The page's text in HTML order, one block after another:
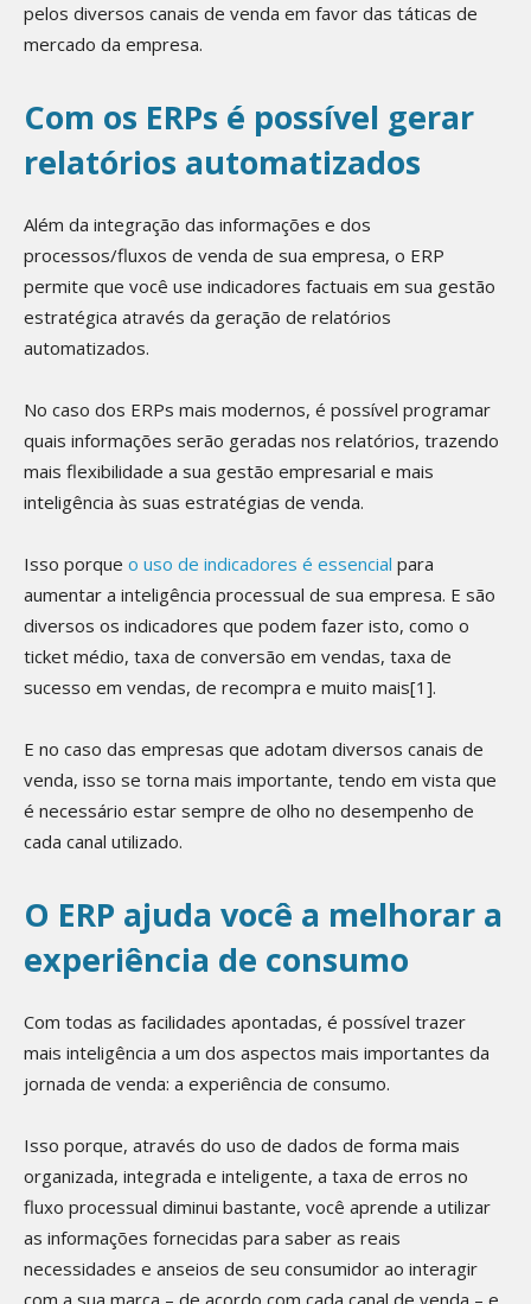
pelos diversos canais de venda em favor das táticas de
mercado da empresa.
Com os ERPs é possível gerar
relatórios automatizados
Além da integração das informações e dos
processos/fluxos de venda de sua empresa, o ERP
permite que você use indicadores factuais em sua gestão
estratégica através da geração de relatórios
automatizados.
No caso dos ERPs mais modernos, é possível programar
quais informações serão geradas nos relatórios, trazendo
mais flexibilidade a sua gestão empresarial e mais
inteligência às suas estratégias de venda.
Isso porque o uso de indicadores é essencial para
aumentar a inteligência processual de sua empresa. E são
diversos os indicadores que podem fazer isto, como o
ticket médio, taxa de conversão em vendas, taxa de
sucesso em vendas, de recompra e muito mais[1].
E no caso das empresas que adotam diversos canais de
venda, isso se torna mais importante, tendo em vista que
é necessário estar sempre de olho no desempenho de
cada canal utilizado.
O ERP ajuda você a melhorar a
experiência de consumo
Com todas as facilidades apontadas, é possível trazer
mais inteligência a um dos aspectos mais importantes da
jornada de venda: a experiência de consumo.
Isso porque, através do uso de dados de forma mais
organizada, integrada e inteligente, a taxa de erros no
fluxo processual diminui bastante, você aprende a utilizar
as informações fornecidas para saber as reais
necessidades e anseios de seu consumidor ao interagir
com a sua marca – de acordo com cada canal de venda – e